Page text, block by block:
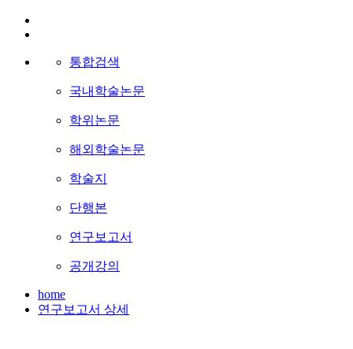
통합검색
국내학술논문
학위논문
해외학술논문
학술지
단행본
연구보고서
공개강의
home
연구보고서 상세